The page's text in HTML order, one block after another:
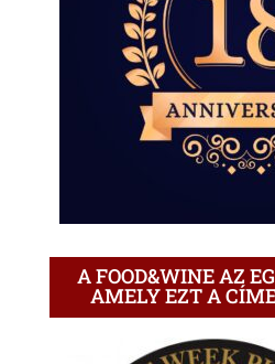
A FOOD&WINE AZ
AMELY EZT A